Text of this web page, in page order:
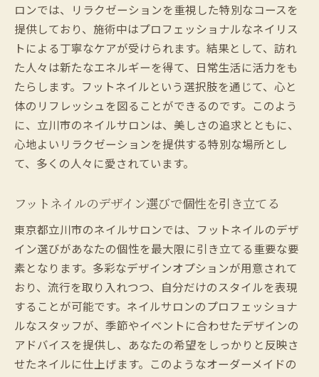
立川市のフットネイルがもたらす自信と輝
き
立川市のネイルサロンがもたらす至福のフット
ネイルタイム
立川市でのフットネイルタイムの楽しみ方
幸福感をもたらす立川市ネイルサロンの施
立川市のネイルサロンで味わう極上のひと
フットネイルが叶える立川市でのリフレッ
立川市のネイルサロンで心を癒す瞬間
フットネイルで感じる立川市の至福の時間
ネイルサロンで叶える立川市のフットネイルデ
ザインの魅力
個性を活かす立川市のフットネイルデザイ
ン
立川市で選べる多彩なフットネイルスタイ
ロンでは、リラクゼーションを重視した特別なコースを
提供しており、施術中はプロフェッショナルなネイリス
トによる丁寧なケアが受けられます。結果として、訪れ
た人々は新たなエネルギーを得て、日常生活に活力をも
たらします。フットネイルという選択肢を通じて、心と
体のリフレッシュを図ることができるのです。このよう
に、立川市のネイルサロンは、美しさの追求とともに、
心地よいリラクゼーションを提供する特別な場所とし
て、多くの人々に愛されています。
フットネイルのデザイン選びで個性を引き立てる
東京都立川市のネイルサロンでは、フットネイルのデザ
イン選びがあなたの個性を最大限に引き立てる重要な要
素となります。多彩なデザインオプションが用意されて
おり、流行を取り入れつつ、自分だけのスタイルを表現
することが可能です。ネイルサロンのプロフェッショナ
ルなスタッフが、季節やイベントに合わせたデザインの
アドバイスを提供し、あなたの希望をしっかりと反映さ
せたネイルに仕上げます。このようなオーダーメイドの